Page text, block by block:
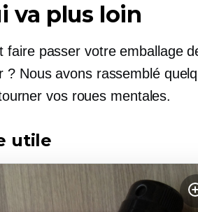
va plus loin
faire passer votre emballage
? Nous avons rassemblé
vos roues mentales.
utile